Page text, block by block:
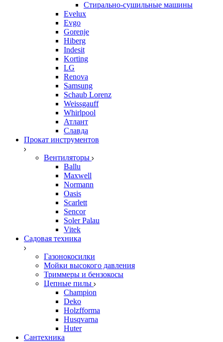
Стирально-сушильные машины
Evelux
Evgo
Gorenje
Hiberg
Indesit
Korting
LG
Renova
Samsung
Schaub Lorenz
Weissgauff
Whirlpool
Атлант
Славда
Прокат инструментов
Вентиляторы
Ballu
Maxwell
Normann
Oasis
Scarlett
Sencor
Soler Palau
Vitek
Садовая техника
Газонокосилки
Мойки высокого давления
Триммеры и бензокосы
Цепные пилы
Champion
Deko
Holzfforma
Husqvarna
Huter
Сантехника